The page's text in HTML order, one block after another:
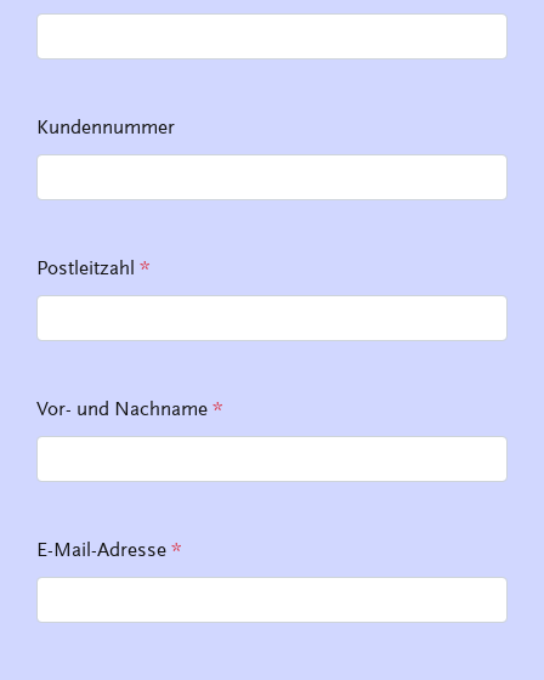
Kundennummer
Postleitzahl *
Vor- und Nachname *
E-Mail-Adresse *